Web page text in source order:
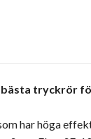
tryckrör
har höga